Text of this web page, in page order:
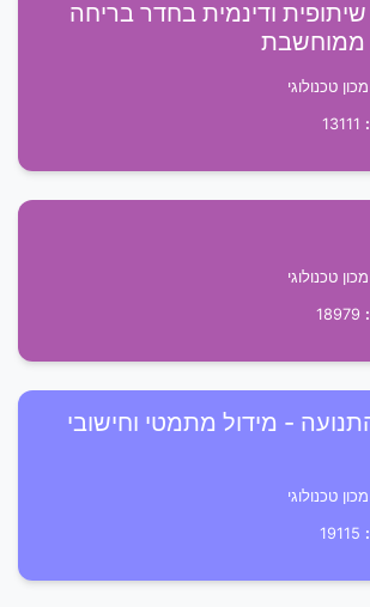
ודינמית בחדר בריחה
ממוחשבת
טכנולוגי
טכנולוגי
- מידול מתמטי וחישובי
טכנולוגי